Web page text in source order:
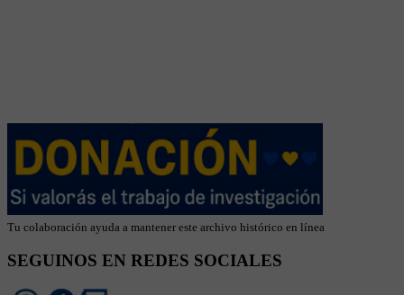
Tu colaboración ayuda a mantener este archivo histórico en línea
SEGUINOS EN REDES SOCIALES